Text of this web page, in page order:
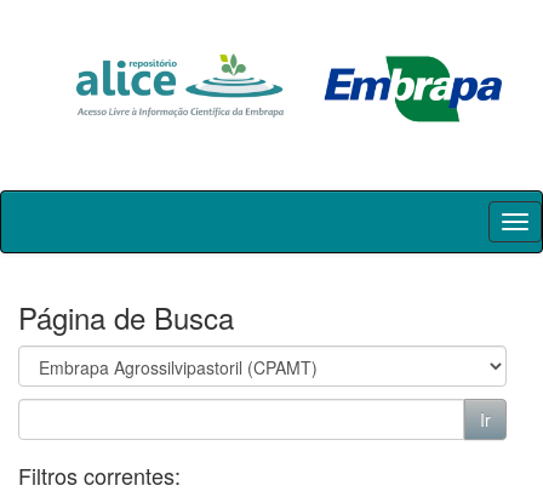
Skip
Página de Busca
Filtros correntes: